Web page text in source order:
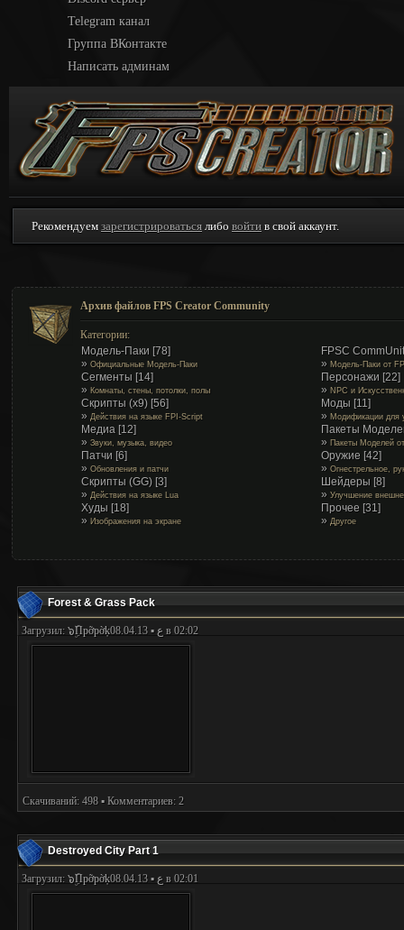
Telegram канал
Группа ВКонтакте
Написать админам
Рекомендуем зарегистрироваться либо войти в свой аккаунт.
Архив файлов FPS Creator Community
Категории:
Модель-Паки [78]
» Официальные Модель-Паки
FPSC
» Модель-Паки от
Сегменты [14]
» Комнаты, стены, потолки, полы
Персонажи [22]
» NPC и
Скрипты (x9) [56]
» Действия на языке FPI-Script
Моды [11]
» Модификации для
Медиа [12]
» Звуки, музыка, видео
Пакеты
» Пакеты Моделей
Патчи [6]
» Обновления и патчи
Оружие [42]
» Огнестрельное,
Скрипты (GG) [3]
» Действия на языке Lua
Шейдеры [8]
» Улучшение
Худы [18]
» Изображения на экране
Прочее [31]
» Другое
Forest & Grass Pack
Загрузил: ๖ۣۜПpỡpờķع ▪ 08.04.13 в 02:02
Скачиваний: 498 ▪ Комментариев: 2
Destroyed City Part 1
Загрузил: ๖ۣۜПpỡpờķع ▪ 08.04.13 в 02:01